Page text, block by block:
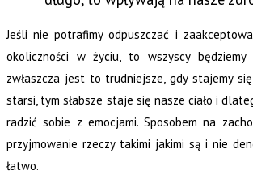
Jeśli nie potrafimy odpuszczać i
okoliczności w życiu, to wszyscy będziemy
zwłaszcza jest to trudniejsze, gdy stajemy
starsi, tym słabsze staje się nasze ciało i
radzić sobie z emocjami. Sposobem na
przyjmowanie rzeczy takimi jakimi są i nie
łatwo.